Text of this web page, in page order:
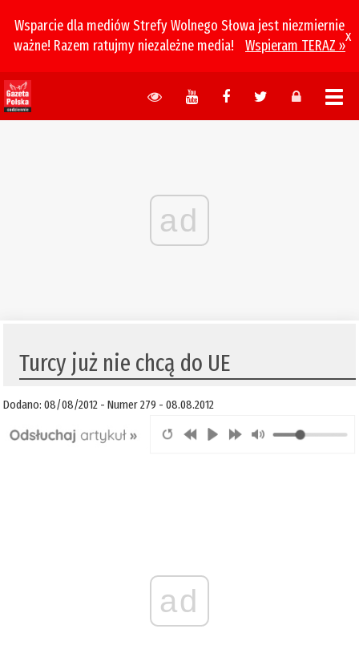
Wsparcie dla mediów Strefy Wolnego Słowa jest niezmiernie
ważne! Razem ratujmy niezależne media!
Wspieram TERAZ »
x
ad
Turcy już nie chcą do UE
Dodano: 08/08/2012 - Numer 279 - 08.08.2012
ad